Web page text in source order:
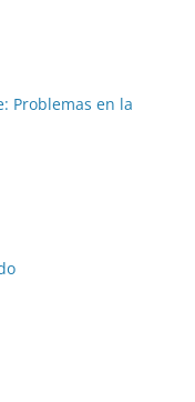
Problemas en la